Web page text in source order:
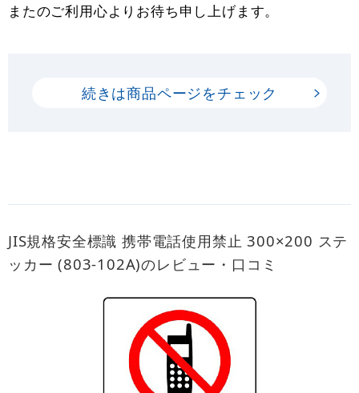
またのご利用心よりお待ち申し上げます。
続きは商品ページをチェック
JIS規格安全標識 携帯電話使用禁止 300×200 ステ
ッカー (803-102A)のレビュー・口コミ